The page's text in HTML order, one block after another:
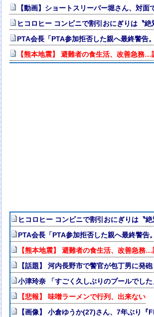
【動画】ショートスリーパー堀さん、対
ヒコロヒー コンビニで割引おにぎりは〝
PTA会長「PTA参加拒否した親へ最終警告
【熊本地震】 避難者の食生活、改善急務
ヒコロヒー コンビニで割引おにぎりは〝
PTA会長「PTA参加拒否した親へ最終警告
【熊本地震】 避難者の食生活、改善急務
【話題】 河内長野市で警官が包丁男に発
小津玲奈 「すごく久しぶりのプールでした
【悲報】 味噌ラーメンで行列、出来ない
【画像】 小倉ゆうか(27)さん、7年ぶり『